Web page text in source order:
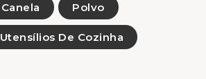
Canela Polvo
Utensílios De Cozinha